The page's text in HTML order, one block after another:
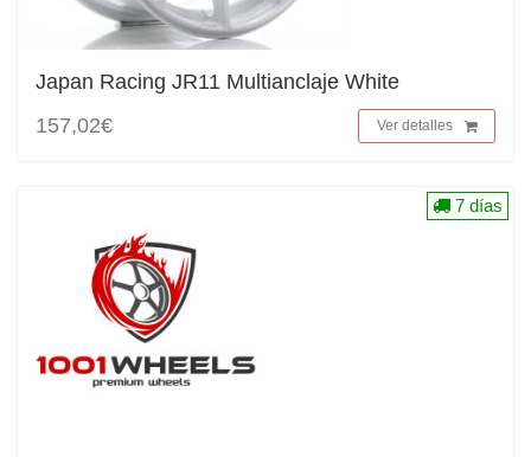
Japan Racing JR11 Multianclaje White
157,02€
Ver detalles
7 días